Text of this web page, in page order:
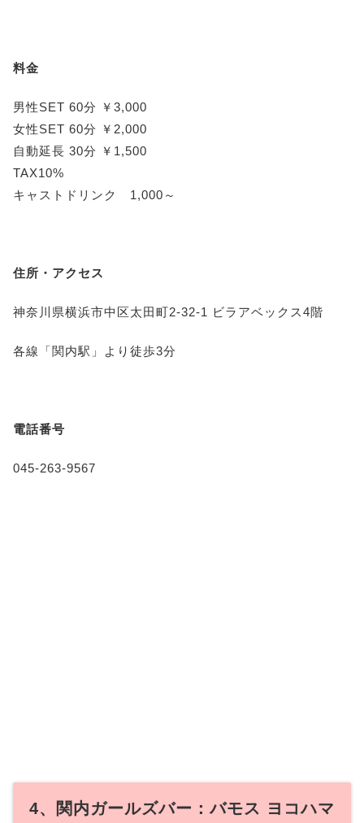
料金
男性SET 60分 ￥3,000
女性SET 60分 ￥2,000
自動延長 30分 ￥1,500
TAX10%
キャストドリンク 1,000～
住所・アクセス
神奈川県横浜市中区太田町2-32-1 ビラアベックス4階
各線「関内駅」より徒歩3分
電話番号
045-263-9567
4、関内ガールズバー：バモス ヨコハマ